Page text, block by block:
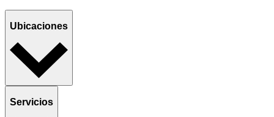
Ubicaciones
Servicios